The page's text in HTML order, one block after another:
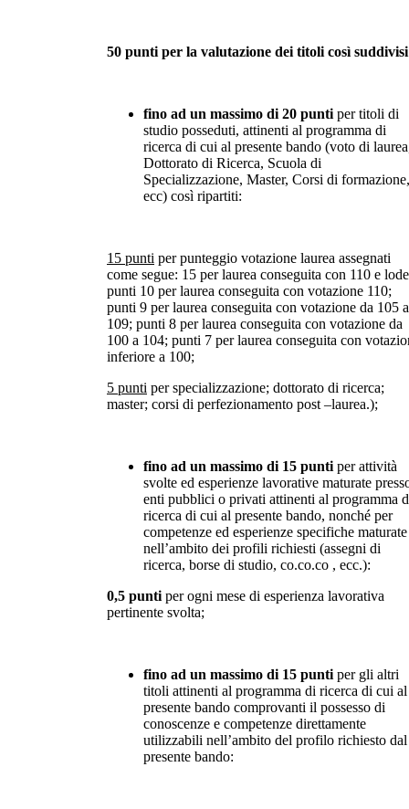
50 punti per la valutazione dei titoli così
fino ad un massimo di 20 punti per titoli di
studio posseduti, attinenti al programma di
ricerca di cui al presente bando (voto di
Dottorato di Ricerca, Scuola di
Specializzazione, Master, Corsi di formazione,
ecc) così ripartiti:
15 punti per punteggio votazione laurea assegnati
come segue: 15 per laurea conseguita con 110 e
punti 10 per laurea conseguita con votazione 110;
punti 9 per laurea conseguita con votazione da 105 a
109; punti 8 per laurea conseguita con votazione da
100 a 104; punti 7 per laurea conseguita con
inferiore a 100;
5 punti per specializzazione; dottorato di ricerca;
master; corsi di perfezionamento post –laurea.);
fino ad un massimo di 15 punti per attività
svolte ed esperienze lavorative maturate
enti pubblici o privati attinenti al programma
ricerca di cui al presente bando, nonché per
competenze ed esperienze specifiche maturate
nell’ambito dei profili richiesti (assegni di
ricerca, borse di studio, co.co.co , ecc.):
0,5 punti per ogni mese di esperienza lavorativa
pertinente svolta;
fino ad un massimo di 15 punti per gli altri
titoli attinenti al programma di ricerca di cui al
presente bando comprovanti il possesso di
conoscenze e competenze direttamente
utilizzabili nell’ambito del profilo richiesto dal
presente bando: